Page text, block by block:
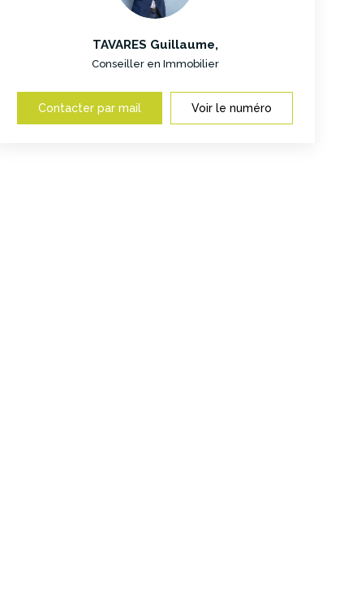
TAVARES Guillaume,
Conseiller en Immobilier
Contacter par mail Voir le numéro